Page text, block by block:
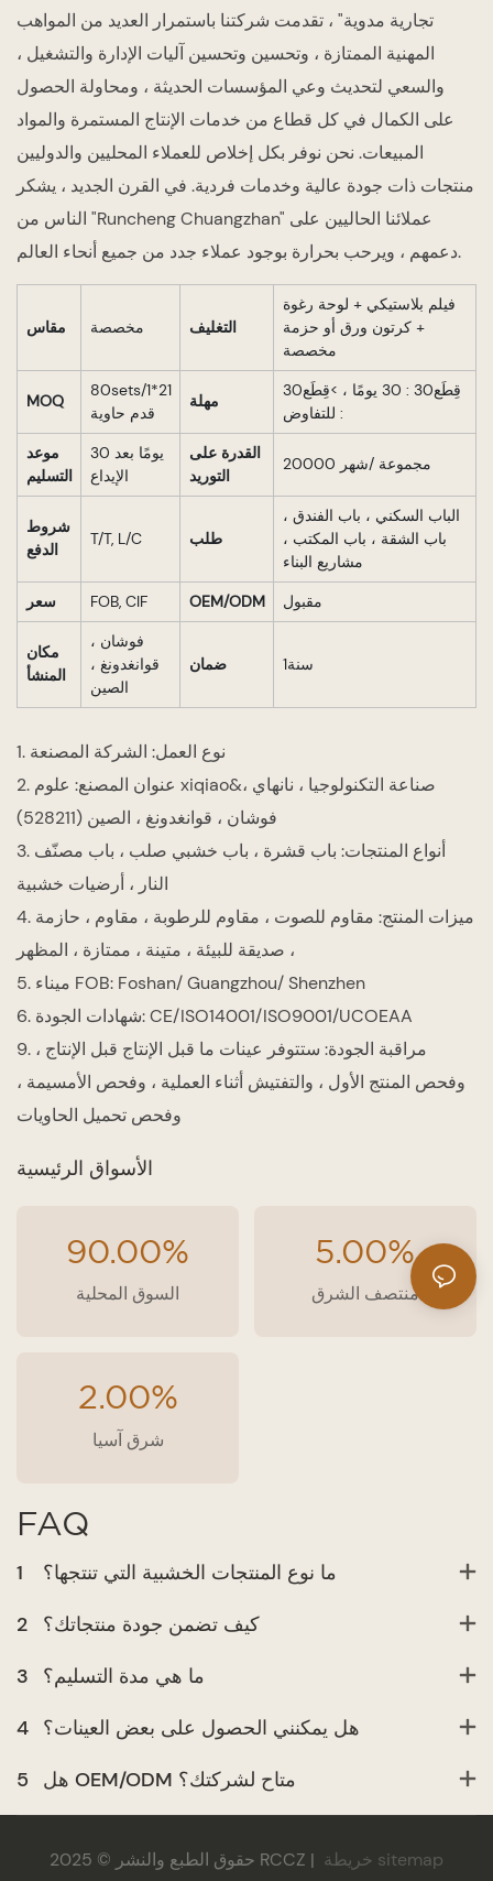
تجارية مدوية" ، تقدمت شركتنا باستمرار العديد من المواهب
المهنية الممتازة ، وتحسين وتحسين آليات الإدارة والتشغيل ،
والسعي لتحديث وعي المؤسسات الحديثة ، ومحاولة الحصول
على الكمال في كل قطاع من خدمات الإنتاج المستمرة والمواد
المبيعات. نحن نوفر بكل إخلاص للعملاء المحليين والدوليين
منتجات ذات جودة عالية وخدمات فردية. في القرن الجديد ، يشكر
الناس من "Runcheng Chuangzhan" عملائنا الحاليين على
دعمهم ، ويرحب بحرارة بوجود عملاء جدد من جميع أنحاء العالم.
مقاس مخصصة التغليف
فيلم بلاستيكي + لوحة رغوة
+ كرتون ورق أو حزمة
مخصصة
MOQ
80sets/1*21
قدم حاوية
مهلة
قِطَع30 : 30 يومًا ، >قِطَع30
: للتفاوض
موعد
التسليم
30 يومًا بعد
الإيداع
القدرة على
التوريد
20000 مجموعة /شهر
شروط
الدفع
T/T, L/C طلب
الباب السكني ، باب الفندق ،
باب الشقة ، باب المكتب ،
مشاريع البناء
سعر
FOB, CIF OEM/ODM مقبول
مكان
المنشأ
فوشان ،
قوانغدونغ ،
الصين
ضمان سنة1
1. نوع العمل: الشركة المصنعة
2. عنوان المصنع: علوم xiqiao&صناعة التكنولوجيا ، نانهاي ،
فوشان ، قوانغدونغ ، الصين (528211)
3. أنواع المنتجات: باب قشرة ، باب خشبي صلب ، باب مصنّف
النار ، أرضيات خشبية
4. ميزات المنتج: مقاوم للصوت ، مقاوم للرطوبة ، مقاوم ، حازمة
، صديقة للبيئة ، متينة ، ممتازة ، المظهر
5. ميناء FOB: Foshan/ Guangzhou/ Shenzhen
6. شهادات الجودة: CE/ISO14001/ISO9001/UCOEAA
9. مراقبة الجودة: ستتوفر عينات ما قبل الإنتاج قبل الإنتاج ،
وفحص المنتج الأول ، والتفتيش أثناء العملية ، وفحص الأمسيمة ،
وفحص تحميل الحاويات
الأسواق الرئيسية
90.00%
السوق المحلية
5.00%
منتصف الشرق
2.00%
شرق آسيا
FAQ
1
ما نوع المنتجات الخشبية التي تنتجها؟
2
كيف تضمن جودة منتجاتك؟
3
ما هي مدة التسليم؟
4 هل يمكنني الحصول على بعض العينات؟
5
هل OEM/ODM متاح لشركتك؟
حقوق الطبع والنشر © 2025 RCCZ | خريطة sitemap